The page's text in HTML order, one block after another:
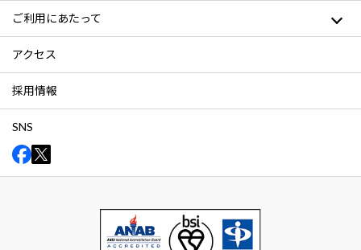
ご利用にあたって
アクセス
採用情報
SNS